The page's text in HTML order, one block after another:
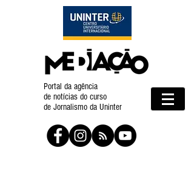
Portal da agência
de notícias do curso
de Jornalismo da Uninter